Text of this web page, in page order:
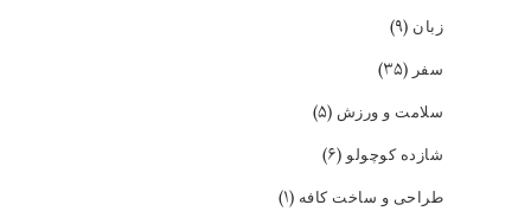
زبان (۹)
سفر (۳۵)
سلامت و ورزش (۵)
شازده کوچولو(۶)
طراحی و ساخت کافه (۱)